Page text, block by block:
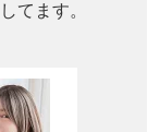
てます。